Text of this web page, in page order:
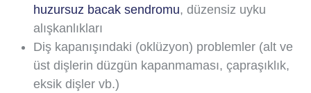
huzursuz bacak sendromu, düzensiz uyku
alışkanlıkları
Diş kapanışındaki (oklüzyon) problemler (alt ve
üst dişlerin düzgün kapanmaması, çapraşıklık,
eksik dişler vb.)